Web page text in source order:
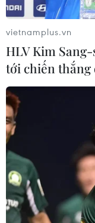
vietnamplus.vn
HLV Kim
tới chiến thắng